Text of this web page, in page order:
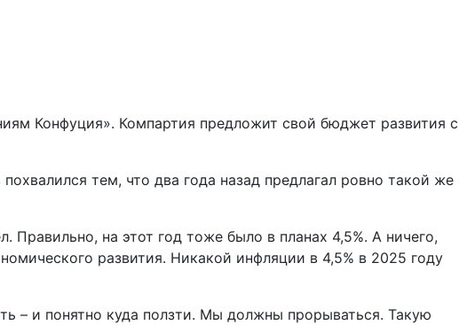
Конфуция». Компартия предложит свой бюджет развития с
тем, что два года назад предлагал ровно такой же
на этот год тоже было в планах 4,5%. А ничего,
развития. Никакой инфляции в 4,5% в 2025 году
– и понятно куда ползти. Мы должны прорываться. Такую